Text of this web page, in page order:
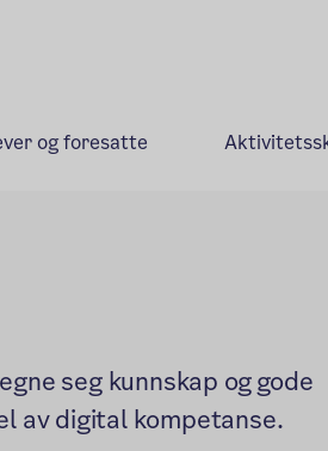
og foresatte
seg kunnskap og gode
av digital kompetanse.